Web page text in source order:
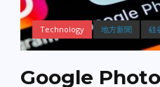
Technology 地方新聞 硅
Google